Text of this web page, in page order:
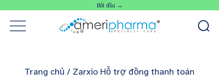
Bắt đầu →
Trang chủ / Zarxio Hỗ trợ đồng thanh toán